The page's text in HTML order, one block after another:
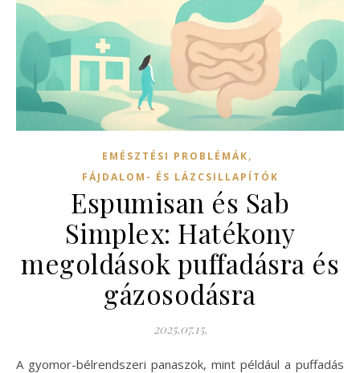
EMÉSZTÉSI PROBLÉMÁK,
FÁJDALOM- ÉS LÁZCSILLAPÍTÓK
Espumisan és Sab
Simplex: Hatékony
megoldások puffadásra és
gázosodásra
2025.07.15.
A gyomor-bélrendszeri panaszok, mint például a puffadás